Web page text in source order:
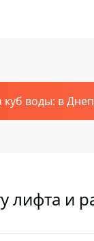
куб воды: в
и